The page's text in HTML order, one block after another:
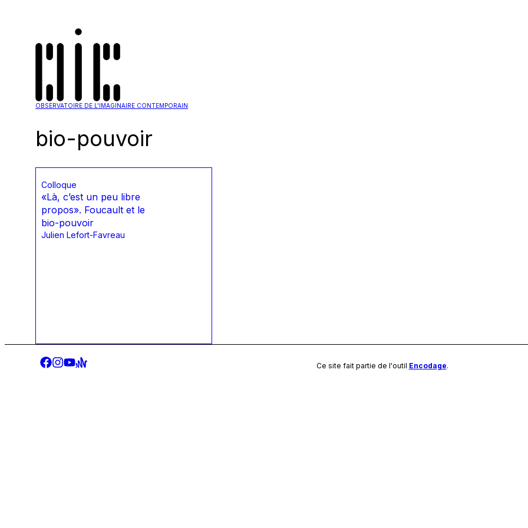
OBSERVATOIRE DE L'IMAGINAIRE CONTEMPORAIN
bio-pouvoir
Colloque
«Là, c’est un peu libre
propos». Foucault et le
bio-pouvoir
Julien Lefort-Favreau
Ce site fait partie de l'outil Encodage.